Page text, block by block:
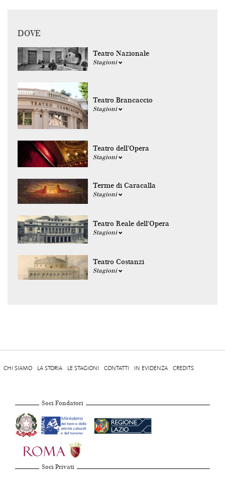
DOVE
Teatro Nazionale
Stagioni
Teatro Brancaccio
Stagioni
Teatro dell'Opera
Stagioni
Terme di Caracalla
Stagioni
Teatro Reale dell'Opera
Stagioni
Teatro Costanzi
Stagioni
CHI SIAMO LA STORIA LE STAGIONI CONTATTI IN EVIDENZA CREDITS
Soci Fondatori
Soci Privati